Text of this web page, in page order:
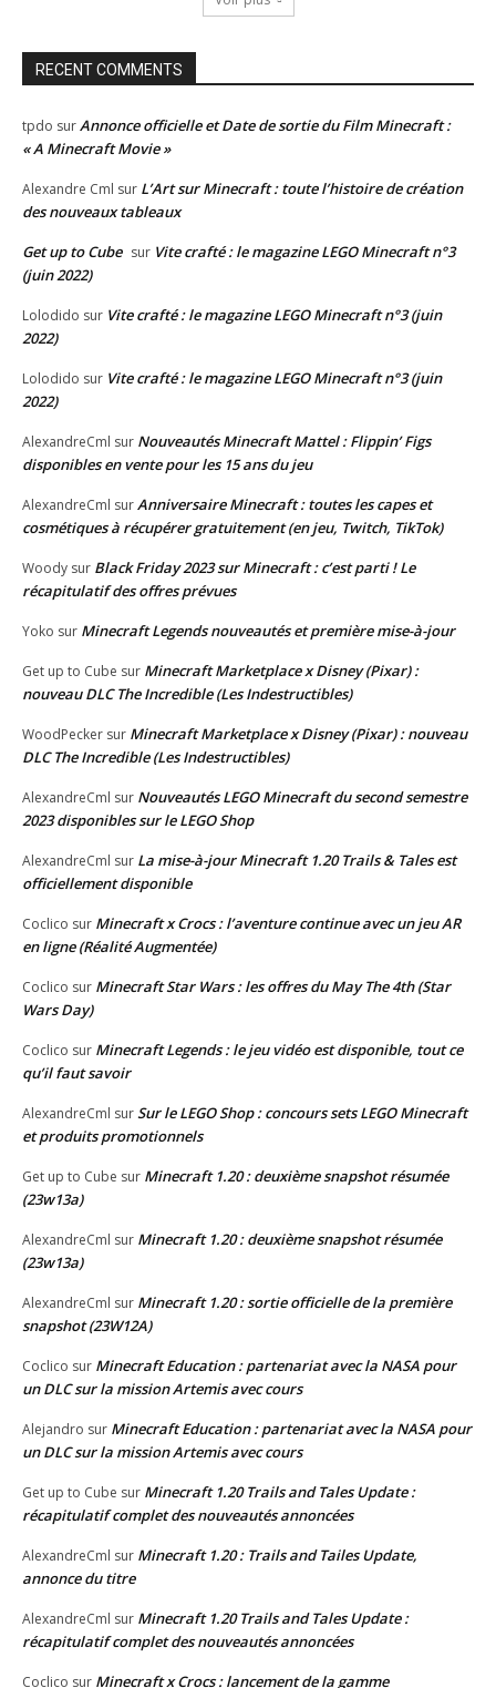
RECENT COMMENTS
tpdo surAnnonce officielle et Date de sortie du Film Minecraft :
« A Minecraft Movie »
Alexandre Cml sur L’Art sur Minecraft : toute l’histoire de création
des nouveaux tableaux
Get up to Cube sur Vite crafté : le magazine LEGO Minecraft n°3
(juin 2022)
Lolodido sur Vite crafté : le magazine LEGO Minecraft n°3 (juin
2022)
Lolodido sur Vite crafté : le magazine LEGO Minecraft n°3 (juin
2022)
AlexandreCml sur Nouveautés Minecraft Mattel : Flippin’ Figs
disponibles en vente pour les 15 ans du jeu
AlexandreCml surAnniversaire Minecraft : toutes les capes et
cosmétiques à récupérer gratuitement (en jeu, Twitch, TikTok)
Woody sur Black Friday 2023 sur Minecraft : c’est parti ! Le
récapitulatif des offres prévues
Yoko sur Minecraft Legends nouveautés et première mise-à-jour
Get up to Cube sur Minecraft Marketplace x Disney (Pixar) :
nouveau DLC The Incredible (Les Indestructibles)
WoodPecker sur Minecraft Marketplace x Disney (Pixar) : nouveau
DLC The Incredible (Les Indestructibles)
AlexandreCml sur Nouveautés LEGO Minecraft du second semestre
2023 disponibles sur le LEGO Shop
AlexandreCml sur La mise-à-jour Minecraft 1.20 Trails & Tales est
officiellement disponible
Coclico sur Minecraft x Crocs : l’aventure continue avec un jeu AR
en ligne (Réalité Augmentée)
Coclico sur Minecraft Star Wars : les offres du May The 4th (Star
Wars Day)
Coclico sur Minecraft Legends : le jeu vidéo est disponible, tout ce
qu’il faut savoir
AlexandreCml surSur le LEGO Shop : concours sets LEGO Minecraft
et produits promotionnels
Get up to Cube sur Minecraft 1.20 : deuxième snapshot résumée
(23w13a)
AlexandreCml sur Minecraft 1.20 : deuxième snapshot résumée
(23w13a)
AlexandreCml sur Minecraft 1.20 : sortie officielle de la première
snapshot (23W12A)
Coclico sur Minecraft Education : partenariat avec la NASA pour
un DLC sur la mission Artemis avec cours
Alejandro sur Minecraft Education : partenariat avec la NASA pour
un DLC sur la mission Artemis avec cours
Get up to Cube sur Minecraft 1.20 Trails and Tales Update :
récapitulatif complet des nouveautés annoncées
AlexandreCml sur Minecraft 1.20 : Trails and Tailes Update,
annonce du titre
AlexandreCml sur Minecraft 1.20 Trails and Tales Update :
récapitulatif complet des nouveautés annoncées
Coclico sur Minecraft x Crocs : lancement de la gamme